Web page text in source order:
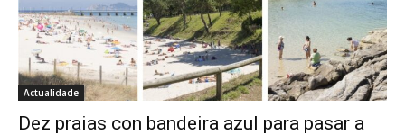
Actualidade
Dez praias con bandeira azul para pasar a